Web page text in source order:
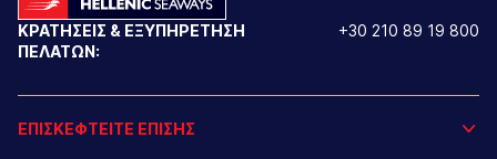
ΚΡΑΤΗΣΕΙΣ & ΕΞΥΠΗΡΕΤΗΣΗ
ΠΕΛΑΤΩΝ:
+30 210 89 19 800
ΕΠΙΣΚΕΦΤΕΙΤΕ ΕΠΙΣΗΣ